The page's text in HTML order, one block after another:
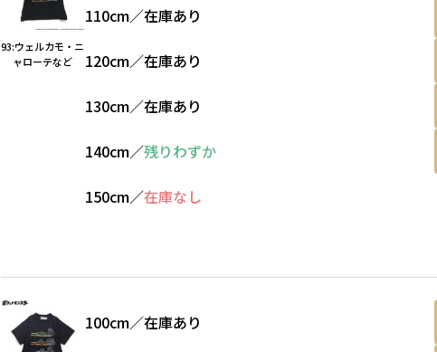
93:ウ
93:ウェルカモ・ニ
ャローテなど
110cm／在庫あり
120cm／在庫あり
130cm／在庫あり
140cm／残りわずか
150cm／在庫なし
100cm／在庫あり